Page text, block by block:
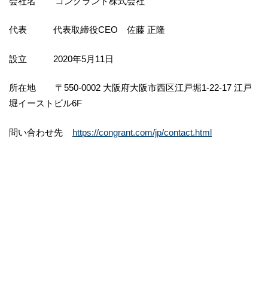
代表 代表取締役CEO 佐藤 正隆
設立 2020年5月11日
所在地 〒550-0002 大阪府大阪市西区江戸堀1-22-17 江戸
堀イーストビル6F
問い合わせ先 https://congrant.com/jp/contact.html